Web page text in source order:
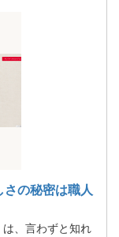
の秘密は職人
、言わずと知れ